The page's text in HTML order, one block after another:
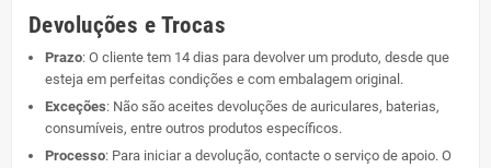
Devoluções e Trocas
Prazo: O cliente tem 14 dias para devolver um produto, desde que
esteja em perfeitas condições e com embalagem original.
Exceções: Não são aceites devoluções de auriculares, baterias,
consumíveis, entre outros produtos específicos.
Processo: Para iniciar a devolução, contacte o serviço de apoio. O